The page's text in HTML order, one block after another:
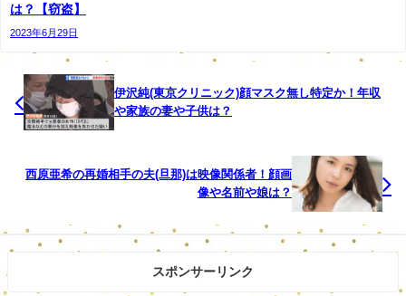
教師として子供に教える立場の人が器物破損で逮捕という
事で液体が何かは公開されていませんがダメですね。
生徒や学校関係者もビックリしたでしょうね
しっかり反省してほしいですね。
スポンサードリンク
は？【窃盗】
2023年6月29日
伊沢純(東京クリニック)顔マスク無し特定か！年収
や家族の妻や子供は？
西原亜希の再婚相手の夫(旦那)は映像関係者！顔画
像や名前や娘は？
スポンサーリンク